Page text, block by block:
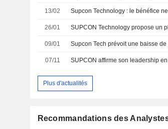
13/02
26/01
09/01 Supcon Tech prévoit une baisse
07/11
Plus d'actualités
Recommandations des